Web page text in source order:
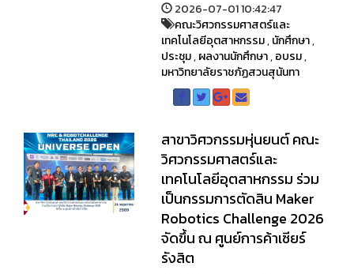
2026-07-01 10:42:47
คณะวิศวกรรมศาสตร์และ
เทคโนโลยีอุตสาหกรรม,นักศึกษา,
ประชุม,ผลงานนักศึกษา,อบรม,
มหาวิทยาลัยราชภัฏสวนสุนันทา
สาขาวิศวกรรมหุ่นยนต์ คณะ
วิศวกรรมศาสตร์และ
เทคโนโลยีอุตสาหกรรม ร่วม
เป็นกรรมการตัดสิน Maker
Robotics Challenge 2026
จัดขึ้น ณ ศูนย์การค้าเซียร์
รังสิต